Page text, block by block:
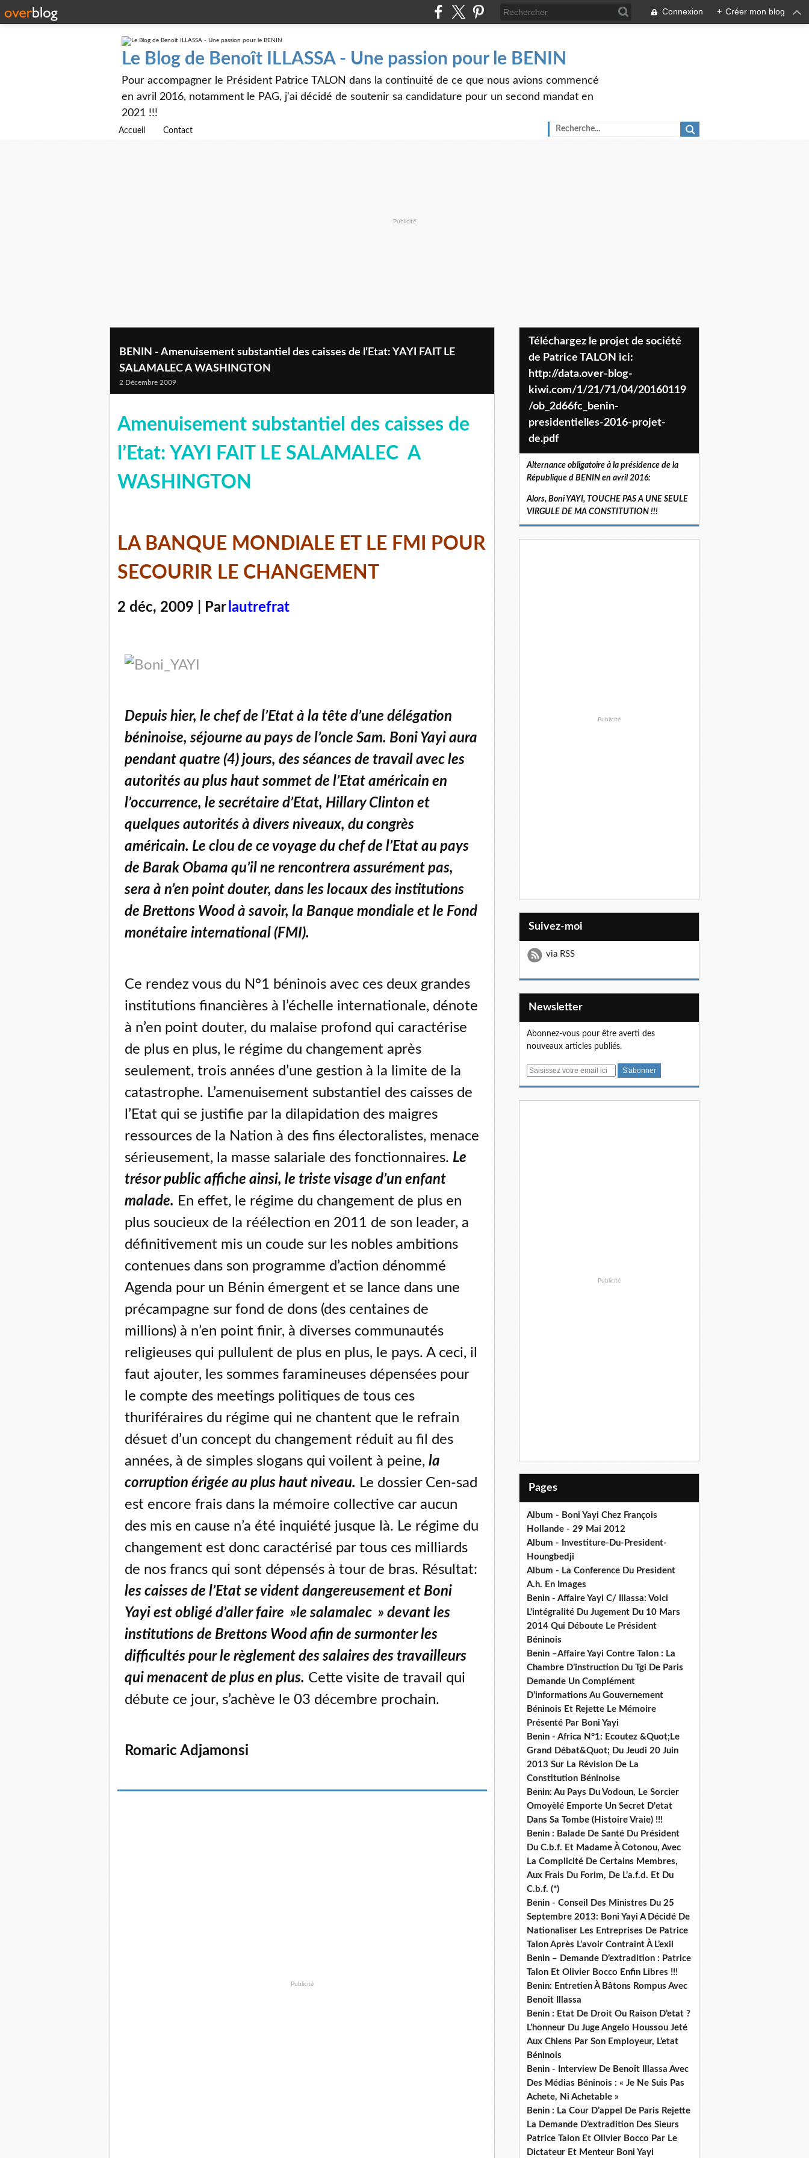
Connexion + Créer mon blog
Le Blog de Benoît ILLASSA - Une passion pour le BENIN
Pour accompagner le Président Patrice TALON dans la continuité de ce que nous avions commencé
en avril 2016, notamment le PAG, j'ai décidé de soutenir sa candidature pour un second mandat en
2021 !!!
Accueil Contact
Publicité
BENIN - Amenuisement substantiel des caisses de l’Etat: YAYI FAIT LE
SALAMALEC A WASHINGTON
2 Décembre 2009
Amenuisement substantiel des caisses de
l’Etat: YAYI FAIT LE SALAMALEC A
WASHINGTON
LA BANQUE MONDIALE ET LE FMI POUR
SECOURIR LE CHANGEMENT
2 déc, 2009 | Par lautrefrat
Depuis hier, le chef de l’Etat à la tête d’une délégation
béninoise, séjourne au pays de l’oncle Sam. Boni Yayi aura
pendant quatre (4) jours, des séances de travail avec les
autorités au plus haut sommet de l’Etat américain en
l’occurrence, le secrétaire d’Etat, Hillary Clinton et
quelques autorités à divers niveaux, du congrès
américain. Le clou de ce voyage du chef de l’Etat au pays
de Barak Obama qu’il ne rencontrera assurément pas,
sera à n’en point douter, dans les locaux des institutions
de Brettons Wood à savoir, la Banque mondiale et le Fond
monétaire international (FMI).
Ce rendez vous du N°1 béninois avec ces deux grandes
institutions financières à l’échelle internationale, dénote
à n’en point douter, du malaise profond qui caractérise
de plus en plus, le régime du changement après
seulement, trois années d’une gestion à la limite de la
catastrophe. L’amenuisement substantiel des caisses de
l’Etat qui se justifie par la dilapidation des maigres
ressources de la Nation à des fins électoralistes, menace
sérieusement, la masse salariale des fonctionnaires. Le
trésor public affiche ainsi, le triste visage d’un enfant
malade. En effet, le régime du changement de plus en
plus soucieux de la réélection en 2011 de son leader, a
définitivement mis un coude sur les nobles ambitions
contenues dans son programme d’action dénommé
Agenda pour un Bénin émergent et se lance dans une
précampagne sur fond de dons (des centaines de
millions) à n’en point finir, à diverses communautés
religieuses qui pullulent de plus en plus, le pays. A ceci, il
faut ajouter, les sommes faramineuses dépensées pour
le compte des meetings politiques de tous ces
thuriféraires du régime qui ne chantent que le refrain
désuet d’un concept du changement réduit au fil des
années, à de simples slogans qui voilent à peine, la
corruption érigée au plus haut niveau. Le dossier Cen-sad
est encore frais dans la mémoire collective car aucun
des mis en cause n’a été inquiété jusque là. Le régime du
changement est donc caractérisé par tous ces milliards
de nos francs qui sont dépensés à tour de bras. Résultat:
les caisses de l’Etat se vident dangereusement et Boni
Yayi est obligé d’aller faire »le salamalec » devant les
institutions de Brettons Wood afin de surmonter les
difficultés pour le règlement des salaires des travailleurs
qui menacent de plus en plus. Cette visite de travail qui
débute ce jour, s’achève le 03 décembre prochain.
Romaric Adjamonsi
Publicité
Téléchargez le projet de société
de Patrice TALON ici:
http://data.over-blog-
kiwi.com/1/21/71/04/20160119
/ob_2d66fc_benin-
presidentielles-2016-projet-
de.pdf
Alternance obligatoire à la présidence de la
République d BENIN en avril 2016:
Alors, Boni YAYI, TOUCHE PAS A UNE SEULE
VIRGULE DE MA CONSTITUTION !!!
Publicité
Suivez-moi
via RSS
Newsletter
Abonnez-vous pour être averti des
nouveaux articles publiés.
E
Publicité
Pages
Album - Boni Yayi Chez François
Hollande - 29 Mai 2012
Album - Investiture-Du-President-
Houngbedji
Album - La Conference Du President
A.h. En Images
Benin - Affaire Yayi C/ Illassa: Voici
L'intégralité Du Jugement Du 10 Mars
2014 Qui Déboute Le Président
Béninois
Benin –Affaire Yayi Contre Talon : La
Chambre D’instruction Du Tgi De Paris
Demande Un Complément
D’informations Au Gouvernement
Béninois Et Rejette Le Mémoire
Présenté Par Boni Yayi
Benin - Africa N°1: Ecoutez &Quot;Le
Grand Débat&Quot; Du Jeudi 20 Juin
2013 Sur La Révision De La
Constitution Béninoise
Benin: Au Pays Du Vodoun, Le Sorcier
Omoyèlé Emporte Un Secret D'etat
Dans Sa Tombe (Histoire Vraie) !!!
Benin : Balade De Santé Du Président
Du C.b.f. Et Madame À Cotonou, Avec
La Complicité De Certains Membres,
Aux Frais Du Forim, De L’a.f.d. Et Du
C.b.f. (*)
Benin - Conseil Des Ministres Du 25
Septembre 2013: Boni Yayi A Décidé De
Nationaliser Les Entreprises De Patrice
Talon Après L’avoir Contraint À L’exil
Benin – Demande D’extradition : Patrice
Talon Et Olivier Bocco Enfin Libres !!!
Benin: Entretien À Bâtons Rompus Avec
Benoît Illassa
Benin : Etat De Droit Ou Raison D’etat ?
L’honneur Du Juge Angelo Houssou Jeté
Aux Chiens Par Son Employeur, L’etat
Béninois
Benin - Interview De Benoît Illassa Avec
Des Médias Béninois : « Je Ne Suis Pas
Achete, Ni Achetable »
Benin : La Cour D’appel De Paris Rejette
La Demande D’extradition Des Sieurs
Patrice Talon Et Olivier Bocco Par Le
Dictateur Et Menteur Boni Yayi